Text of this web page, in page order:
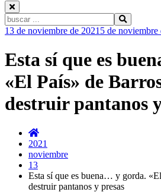
Buscar:
Ir
contenido
13 de noviembre de 2021 5 de noviembre
Esta sí que es
«El País» de
destruir pantanos
2021
noviembre
13
Esta sí que es buena… y gorda.
destruir pantanos y presas